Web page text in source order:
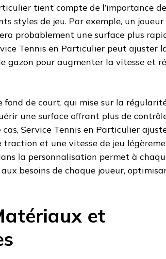
tient compte de l’importance de
styles de jeu. Par exemple, un joueur
probablement une surface plus
Tennis en Particulier peut ajuster
gazon pour augmenter la vitesse et
fond de court, qui mise sur la
une surface offrant plus de
cas, Service Tennis en Particulier
traction et une vitesse de jeu
la personnalisation permet à
besoins de chaque joueur,
et